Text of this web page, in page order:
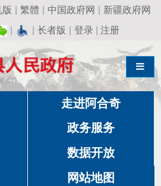
繁體 | 中国政府网 | 新疆政府网
长者版 | 登录|注册
导航切换
走进阿合奇
政务服务
数据开放
网站地图